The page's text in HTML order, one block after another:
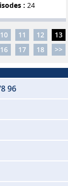
: 24
10 11 12
13
16 17 18 >>
96